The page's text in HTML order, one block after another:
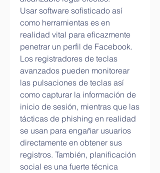
Usar software sofisticado así
como herramientas es en
realidad vital para eficazmente
penetrar un perfil de Facebook.
Los registradores de teclas
avanzados pueden monitorear
las pulsaciones de teclas así
como capturar la información de
inicio de sesión, mientras que las
tácticas de phishing en realidad
se usan para engañar usuarios
directamente en obtener sus
registros. También, planificación
social es una fuerte técnica